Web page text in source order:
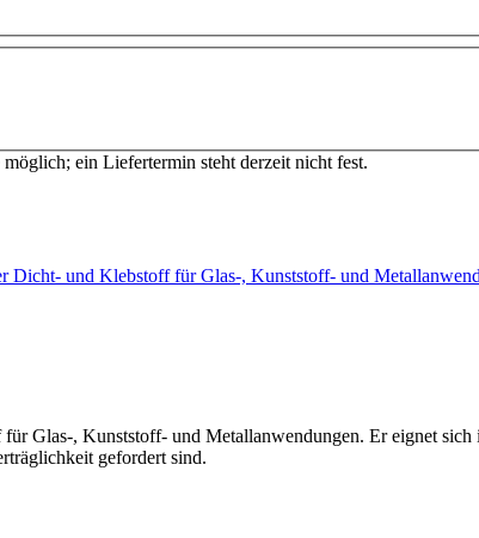
ein Liefertermin steht derzeit nicht fest.
Dicht- und Klebstoff für Glas-, Kunststoff- und
Glas-, Kunststoff- und Metallanwendungen. Er eignet
gefordert sind.